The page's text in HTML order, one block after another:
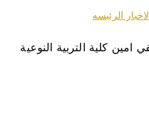
الرئيسه
كلية التربية النوعية